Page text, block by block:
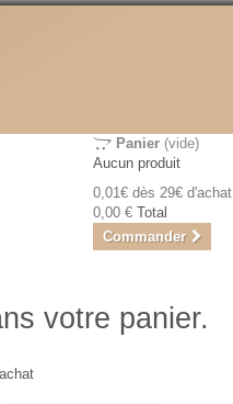
Panier (vide)
Aucun produit
0,01€ dès 29€ d'achat
0,00 € Total
Commander
votre panier.